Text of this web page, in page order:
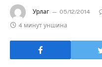
Урлаг 05/12/2014
4 минут уншина